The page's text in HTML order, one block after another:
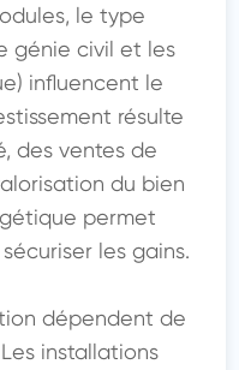
le type
génie civil et les
influencent le
résulte
des ventes de
du bien
permet
les gains.
dépendent de
installations